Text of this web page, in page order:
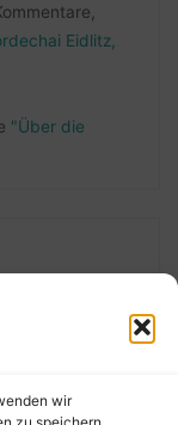
wir
Eidlitz,
"Über die